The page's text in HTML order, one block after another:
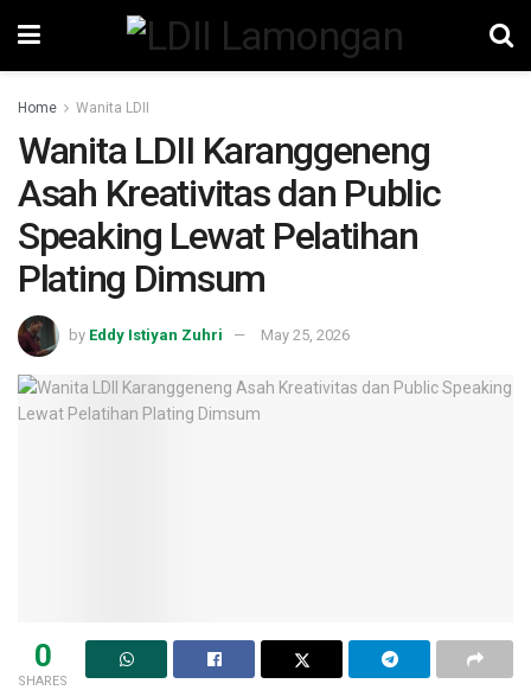
Home Wanita LDII
Wanita LDII Karanggeneng
Asah Kreativitas dan Public
Speaking Lewat Pelatihan
Plating Dimsum
by Eddy Istiyan Zuhri May 25, 2026
0
SHARES